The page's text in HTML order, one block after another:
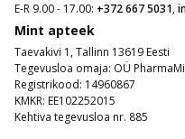
E-R 9.00 - 17.00: +372 667 5031,
Mint apteek
Taevakivi 1, Tallinn 13619 Eesti
Tegevusloa omaja: OÜ
Registrikood: 14960867
KMKR: EE102252015
Kehtiva tegevusloa nr. 885